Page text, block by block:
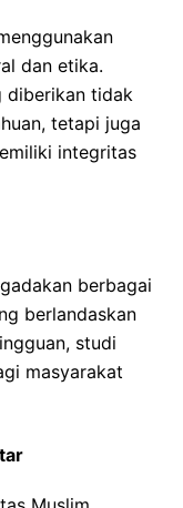
dan etika.
diberikan tidak
tetapi juga
integritas
berbagai
berlandaskan
studi
masyarakat